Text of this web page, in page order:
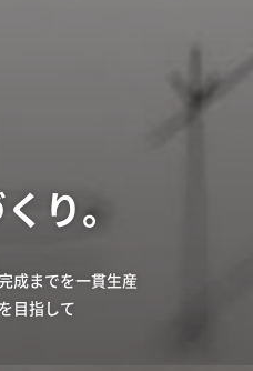
り。
成までを一貫生産
目指して